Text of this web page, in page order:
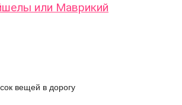
или Маврикий
вещей в дорогу